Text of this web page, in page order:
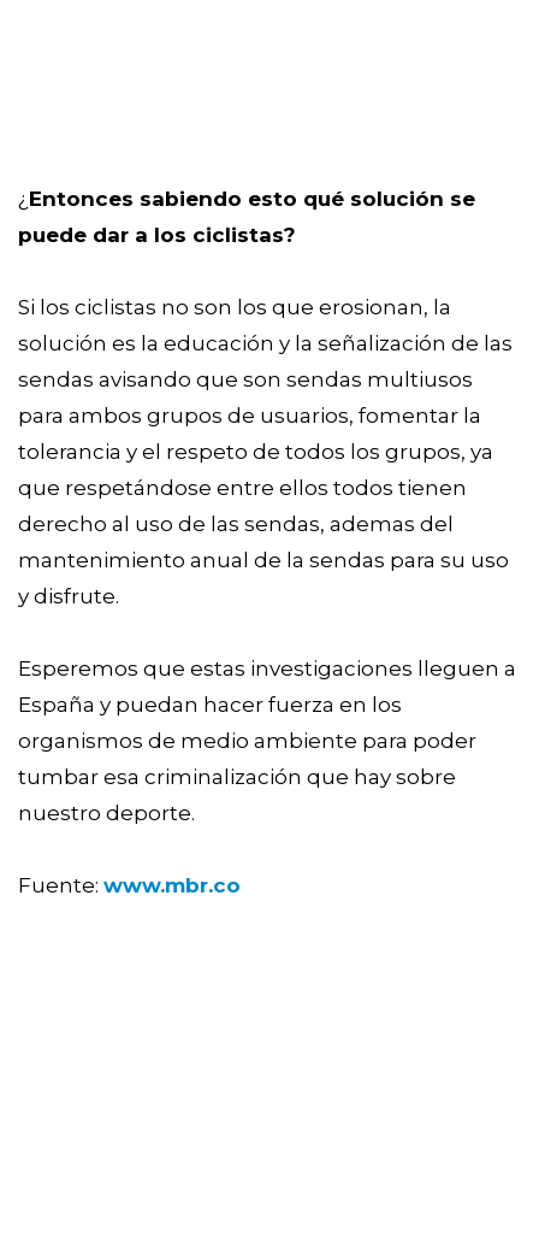
¿ Entonces sabiendo esto qué solución se
puede dar a los ciclistas?
Si los ciclistas no son los que erosionan, la
solución es la educación y la señalización de las
sendas avisando que son sendas multiusos
para ambos grupos de usuarios, fomentar la
tolerancia y el respeto de todos los grupos, ya
que respetándose entre ellos todos tienen
derecho al uso de las sendas, ademas del
mantenimiento anual de la sendas para su uso
y disfrute.
Esperemos que estas investigaciones lleguen a
España y puedan hacer fuerza en los
organismos de medio ambiente para poder
tumbar esa criminalización que hay sobre
nuestro deporte.
Fuente: www.mbr.co